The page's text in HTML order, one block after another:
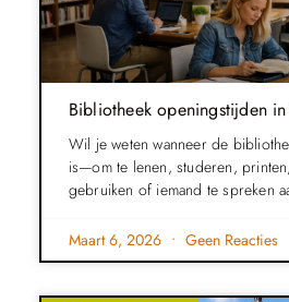
Bibliotheek openingstijden
Wil je weten wanneer de
is—om te lenen, studeren,
gebruiken of iemand te spreken
Maart 6, 2026 Geen Reacties